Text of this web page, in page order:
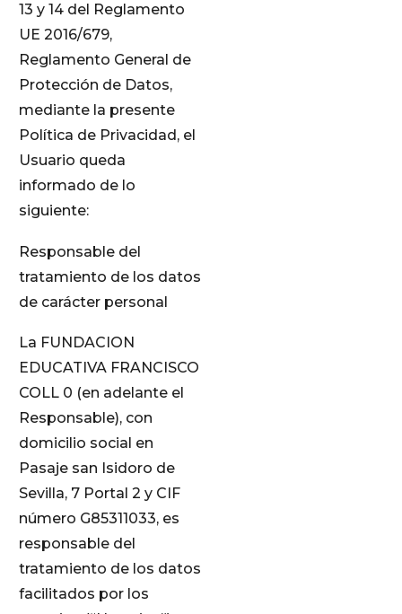
13 y 14 del Reglamento
UE 2016/679,
Reglamento General de
Protección de Datos,
mediante la presente
Política de Privacidad, el
Usuario queda
informado de lo
siguiente:
Responsable del
tratamiento de los datos
de carácter personal
La FUNDACION
EDUCATIVA FRANCISCO
COLL 0 (en adelante el
Responsable), con
domicilio social en
Pasaje san Isidoro de
Sevilla, 7 Portal 2 y CIF
número G85311033, es
responsable del
tratamiento de los datos
facilitados por los